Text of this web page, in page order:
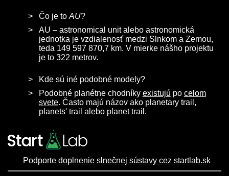
Čo je to AU?
AU – astronomical unit alebo astronomická
jednotka je vzdialenosť medzi Slnkom a Zemou,
teda 149 597 870,7 km. V mierke nášho projektu
je to 322 metrov.
Kde sú iné podobné modely?
Podobné planétne chodníky existujú po celom
svete. Často majú názov ako planetary trail,
planets' trail alebo planet trail.
Podporte doplnenie slnečnej sústavy cez startlab.sk